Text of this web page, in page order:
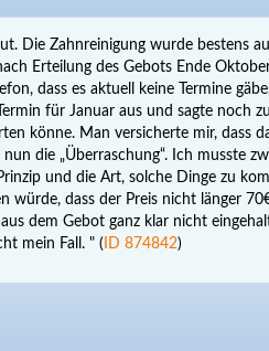
Die Zahnreinigung wurde bestens
Erteilung des Gebots Ende
dass es aktuell keine Termine
für Januar aus und sagte noch
könne. Man versicherte mir, dass
die „Überraschung“. Ich musste
und die Art, solche Dinge zu
würde, dass der Preis nicht länger
dem Gebot ganz klar nicht
mein Fall. " ( ID 874842)